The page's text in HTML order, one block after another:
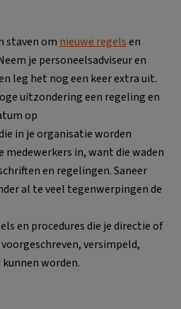
staven om nieuwe regelsen
je personeelsadviseur en
leg het nog een keer extra uit.
uitzondering een regeling en
op
in je organisatie worden
medewerkers in, want die waden
en regelingen. Saneer
al te veel tegenwerpingen de
en procedures die je directie of
versimpeld,
worden.